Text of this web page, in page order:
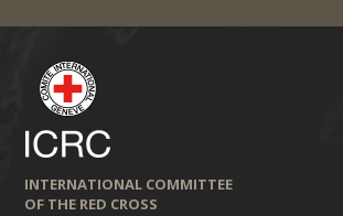
INTERNATIONAL COMMITTEE
OF THE RED CROSS